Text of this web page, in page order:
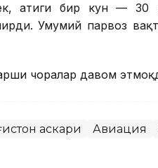
атиги бир кун — 30
Умумий парвоз
чоралар давом
аскари Авиация